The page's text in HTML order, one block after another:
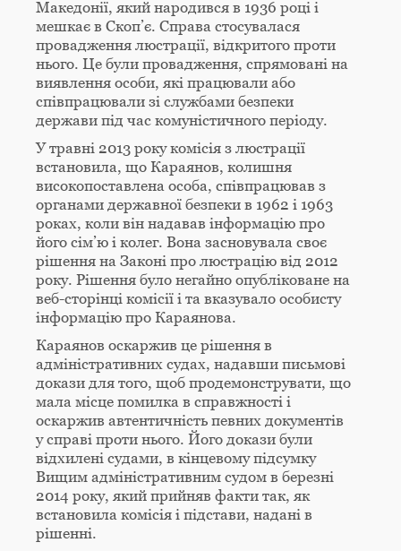
Македонії, який народився в 1936 році і
мешкає в Скоп’є. Справа стосувалася
провадження люстрації, відкритого проти
нього. Це були провадження, спрямовані на
виявлення особи, які працювали або
співпрацювали зі службами безпеки
держави під час комуністичного періоду.
У травні 2013 року комісія з люстрації
встановила, що Караянов, колишня
високопоставлена особа, співпрацював з
органами державної безпеки в 1962 і 1963
роках, коли він надавав інформацію про
його сім’ю і колег. Вона засновувала своє
рішення на Законі про люстрацію від 2012
року. Рішення було негайно опубліковане на
веб-сторінці комісії і та вказувало особисту
інформацію про Караянова.
Караянов оскаржив це рішення в
адміністративних судах, надавши письмові
докази для того, щоб продемонструвати, що
мала місце помилка в справжності і
оскаржив автентичність певних документів
у справі проти нього. Його докази були
відхилені судами, в кінцевому підсумку
Вищим адміністративним судом в березні
2014 року, який прийняв факти так, як
встановила комісія і підстави, надані в
рішенні.